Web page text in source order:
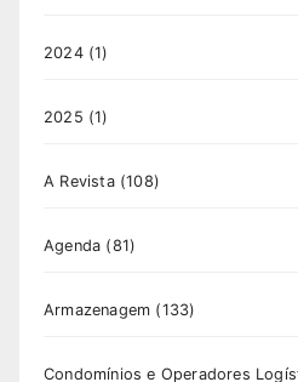
2024(1)
2025 (1)
A Revista(108)
Agenda (81)
Armazenagem (133)
Condomínios e Operadores